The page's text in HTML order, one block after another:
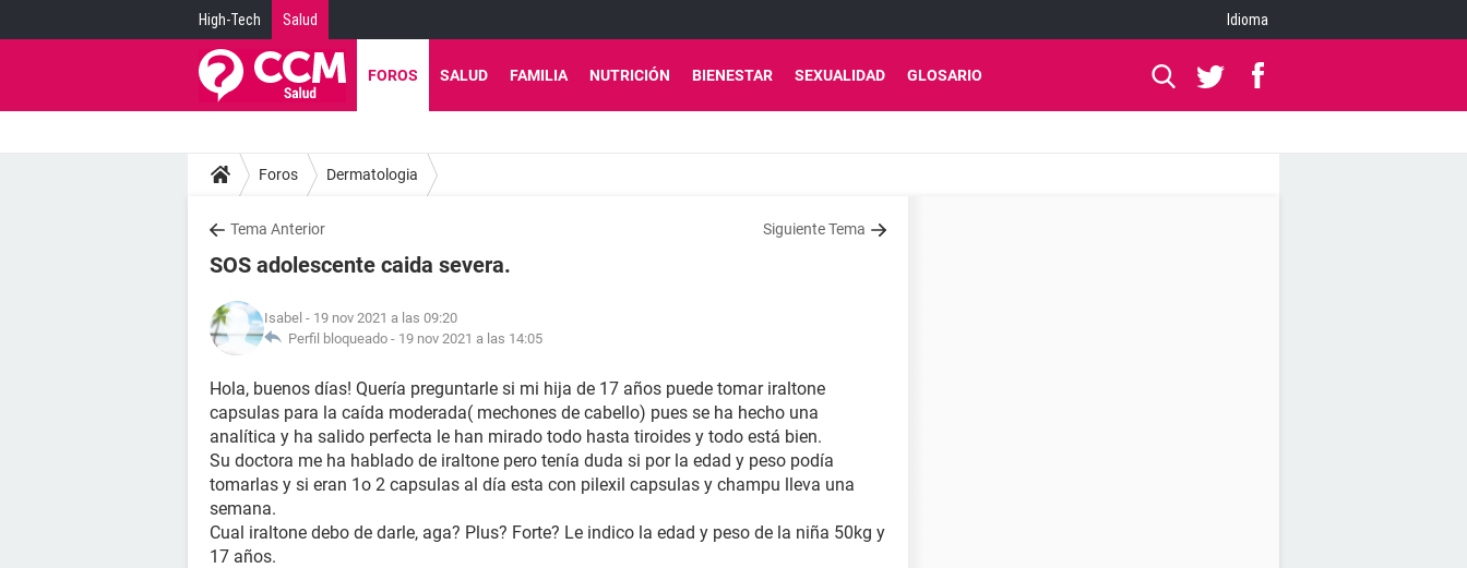
High-Tech Salud Idioma
FOROS SALUD FAMILIA NUTRICIÓN BIENESTAR SEXUALIDAD GLOSARIO
Foros Dermatologia
Tema Anterior Siguiente Tema
SOS adolescente caida severa.
Isabel - 19 nov 2021 a las 09:20
Perfil bloqueado - 19 nov 2021 a las 14:05
Hola, buenos días! Quería preguntarle si mi hija de 17 años puede tomar iraltone
capsulas para la caída moderada( mechones de cabello) pues se ha hecho una
analítica y ha salido perfecta le han mirado todo hasta tiroides y todo está bien.
Su doctora me ha hablado de iraltone pero tenía duda si por la edad y peso podía
tomarlas y si eran 1o 2 capsulas al día esta con pilexil capsulas y champu lleva una
semana.
Cual iraltone debo de darle, aga? Plus? Forte? Le indico la edad y peso de la niña 50kg y
17 años.